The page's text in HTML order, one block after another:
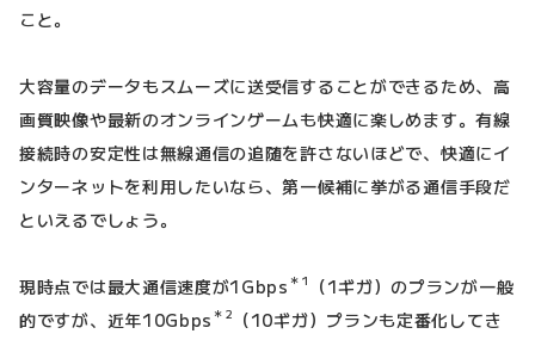
こと。
大容量のデータもスムーズに送受信することができるため、高
画質映像や最新のオンラインゲームも快適に楽しめます。有線
接続時の安定性は無線通信の追随を許さないほどで、快適にイ
ンターネットを利用したいなら、第一候補に挙がる通信手段だ
といえるでしょう。
現時点では最大通信速度が1Gbps ＊1
（1ギガ）のプランが一般
的ですが、近年10Gbps ＊2
（10ギガ）プランも定番化してき